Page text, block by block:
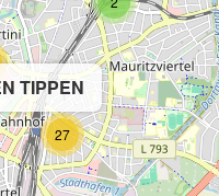
TIPPEN
27